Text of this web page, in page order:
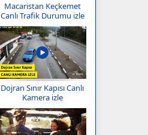
Macaristan Keçkemet
Canlı Trafik Durumu izle
Dojran Sınır Kapısı Canlı
Kamera izle